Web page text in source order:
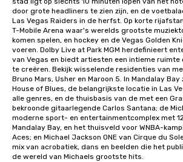
door grote headliners te zien zijn, en de
Las Vegas Raiders in de herfst. Op korte
T-Mobile Arena waar's werelds grootste
komen spelen, en hockey en de Vegas Golden
voeren. Dolby Live at Park MGM herdefinieert
van Vegas en biedt artiesten een intieme ruimte
te creëren. Bekijk wisselende residenties van
Bruno Mars, Usher en Maroon 5. In Mandalay
House of Blues, de belangrijkste locatie in Las
alle genres, en de thuisbasis van de met een
bekroonde gitaarlegende Carlos Santana; de
moderne sport- en entertainmentcomplex met
Mandalay Bay, en het thuisveld voor WNBA-
Aces; en Michael Jackson ONE van Cirque du
mix van acrobatiek, dans en beelden die het
de wereld van Michaels grootste hits.